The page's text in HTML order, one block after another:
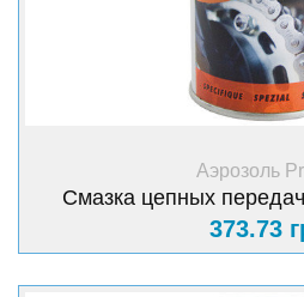
+
Аэрозоль
Смазка цепных
373.73